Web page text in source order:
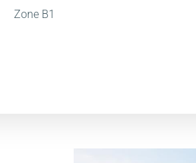
Zone B1